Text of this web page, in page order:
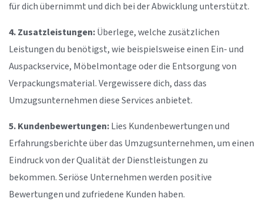
für dich übernimmt und dich bei der Abwicklung unterstützt.
4. Zusatzleistungen:Überlege, welche zusätzlichen
Leistungen du benötigst, wie beispielsweise einen Ein- und
Auspackservice, Möbelmontage oder die Entsorgung von
Verpackungsmaterial. Vergewissere dich, dass das
Umzugsunternehmen diese Services anbietet.
5. Kundenbewertungen:Lies Kundenbewertungen und
Erfahrungsberichte über das Umzugsunternehmen, um einen
Eindruck von der Qualität der Dienstleistungen zu
bekommen. Seriöse Unternehmen werden positive
Bewertungen und zufriedene Kunden haben.